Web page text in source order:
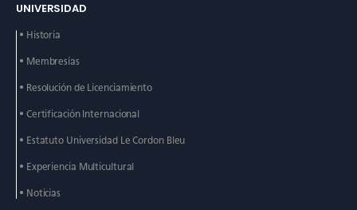
UNIVERSIDAD
• Historia
• Membresías
• Resolución de Licenciamiento
• Certificación Internacional
• Estatuto Universidad LeCordon Bleu
• Experiencia Multicultural
• Noticias